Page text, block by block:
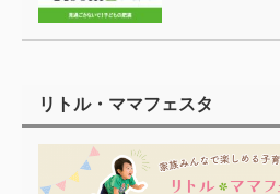
リトル・ママフェスタ